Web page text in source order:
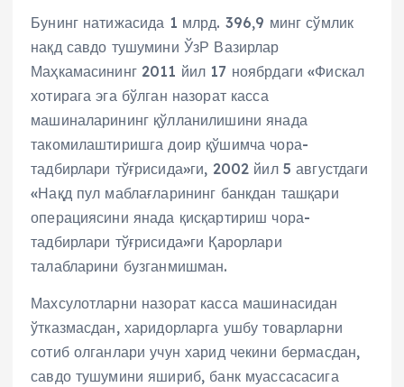
Бунинг натижасида 1 млрд. 396,9 минг сўмлик
нақд савдо тушумини ЎзР Вазирлар
Маҳкамасининг 2011 йил 17 ноябрдаги «Фискал
хотирага эга бўлган назорат касса
машиналарининг қўлланилишини янада
такомилаштиришга доир қўшимча чора-
тадбирлари тўғрисида»ги, 2002 йил 5 августдаги
«Нақд пул маблағларининг банкдан ташқари
операциясини янада қисқартириш чора-
тадбирлари тўғрисида»ги Қарорлари
талабларини бузганмишман.
Махсулотларни назорат касса машинасидан
ўтказмасдан, харидорларга ушбу товарларни
сотиб олганлари учун харид чекини бермасдан,
савдо тушумини яшириб, банк муассасасига